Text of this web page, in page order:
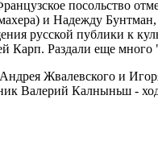
посольство
и Надежду
русской публики к
Раздали еще много
Жвалевского и
Валерий Калныньш -